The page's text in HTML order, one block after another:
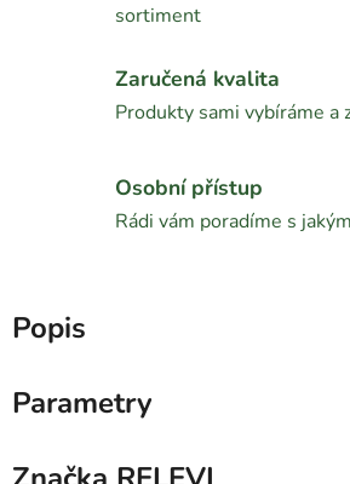
sortiment
Zaručená kvalita
Produkty sami vybíráme a
Osobní přístup
Rádi vám poradíme s
Popis
Parametry